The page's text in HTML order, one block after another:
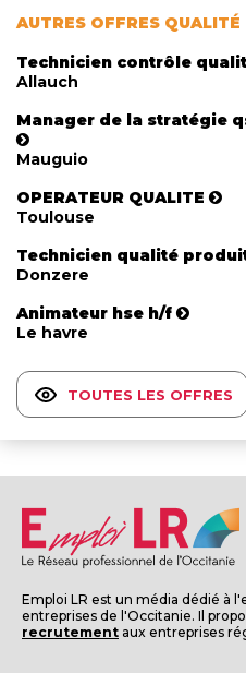
AUTRES OFFRES QUALITÉ
Technicien contrôle
Allauch
Manager de la stratégie
Mauguio
OPERATEUR QUALITE
Toulouse
Technicien qualité
Donzere
Animateur hse h/f
Le havre
TOUTES LES OFFRES
Emploi LR est un média dédié à
entreprises de l'Occitanie. Il
recrutement aux entreprises